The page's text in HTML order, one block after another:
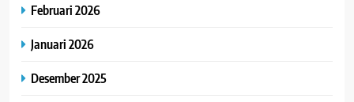
Februari 2026
Januari 2026
Desember 2025